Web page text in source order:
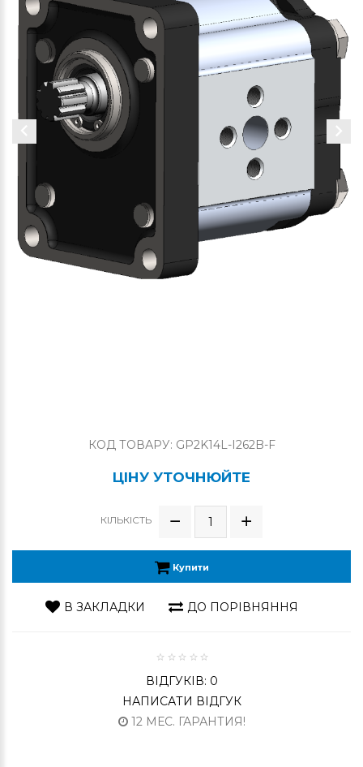
КОД ТОВАРУ: GP2K14L-I262B-F
ЦІНУ УТОЧНЮЙТЕ
КІЛЬКІСТЬ
Купити
В ЗАКЛАДКИ ДО ПОРІВНЯННЯ
ВІДГУКІВ: 0
НАПИСАТИ ВІДГУК
12 МЕС. ГАРАНТИЯ!